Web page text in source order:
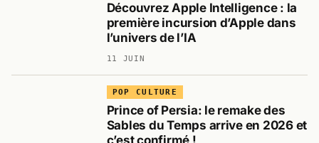
Découvrez Apple Intelligence : la
première incursion d’Apple dans
l’univers de l’IA
11 JUIN
POP CULTURE
Prince of Persia: le remake des
Sables du Temps arrive en 2026 et
c’est confirmé !